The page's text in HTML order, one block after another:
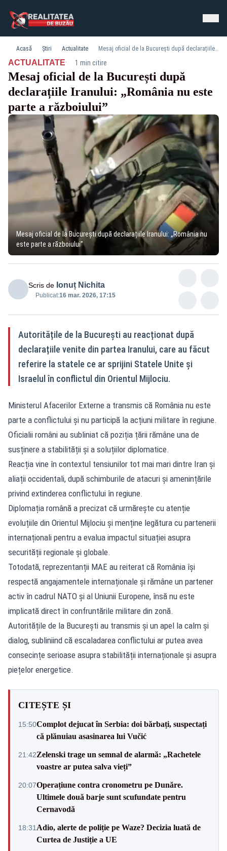
Acasă Știri Actualitate Mesaj oficial de la București după declarațiile Iranului: „România nu este parte a războiului”
ACTUALITATE· 1 min citire
Mesaj oficial de la București după
declarațiile Iranului: „România nu este
parte a războiului”
Mesaj oficial de la București după declarațiile Iranului: „România nu
este parte a războiului”
Scris de Ionuț Nichita
Publicat:16 mar. 2026, 17:15
Autoritățile de la București au reacționat după
declarațiile venite din partea Iranului, care au făcut
referire la statele ce ar sprijini Statele Unite și
Israelul în conflictul din Orientul Mijlociu.
Ministerul Afacerilor Externe a transmis că România nu este
parte a conflictului și nu participă la acțiuni militare în regiune.
Oficialii români au subliniat că poziția țării rămâne una de
susținere a stabilității și a soluțiilor diplomatice.
Reacția vine în contextul tensiunilor tot mai mari dintre Iran și
aliații occidentali, după schimburile de atacuri și amenințările
privind extinderea conflictului în regiune.
Diplomația română a precizat că urmărește cu atenție
evoluțiile din Orientul Mijlociu și menține legătura cu partenerii
internaționali pentru a evalua impactul situației asupra
securității regionale și globale.
Totodată, reprezentanții MAE au reiterat că România își
respectă angajamentele internaționale și rămâne un partener
activ în cadrul NATO și al Uniunii Europene, însă nu este
implicată direct în confruntările militare din zonă.
Autoritățile de la București au transmis și un apel la calm și
dialog, subliniind că escaladarea conflictului ar putea avea
consecințe serioase asupra stabilității internaționale și asupra
piețelor energetice.
CITEȘTE ȘI
15:50Complot dejucat în Serbia: doi bărbați, suspectați
că plănuiau asasinarea lui Vučić
21:42Zelenski trage un semnal de alarmă: „Rachetele
voastre ar putea salva vieți”
20:07Operațiune contra cronometru pe Dunăre.
Ultimele două barje sunt scufundate pentru
Cernavodă
18:31 Adio, alerte de poliție pe Waze? Decizia luată de
Curtea de Justiție a UE